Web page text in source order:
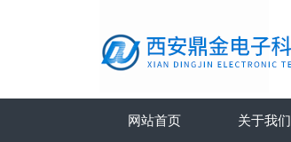
网站首页 关于我们